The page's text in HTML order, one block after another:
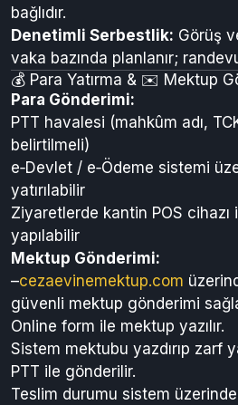
bağlıdır.
Denetimli Serbestlik: Görüş
vaka bazında planlanır;
💰 Para Yatırma & ✉️ Mektup
Para Gönderimi:
PTT havalesi (mahkûm adı,
belirtilmeli)
e‑Devlet / e‑Ödeme sistemi
yatırılabilir
Ziyaretlerde kantin POS
yapılabilir
Mektup Gönderimi:
–cezaevinemektup.com
güvenli mektup gönderimi
Online form ile mektup yazılır.
Sistem mektubu yazdırıp zarf
PTT ile gönderilir.
Teslim durumu sistem